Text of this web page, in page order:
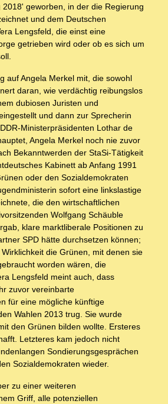
geworben, in der die Regierung
und dem Deutschen
Lengsfeld, die einst eine
getrieben wird oder ob es sich um
auf Angela Merkel mit, die sowohl
daran, wie verdächtig reibungslos
dubiosen Juristen und
und dann zur Sprecherin
Ministerpräsidenten Lothar de
Angela Merkel noch nie zuvor
Bekanntwerden der StaSi-Tätigkeit
Kabinett ab Anfang 1991
oder den Sozialdemokraten
sofort eine linkslastige
die den wirtschaftlichen
Wolfgang Schäuble
klare marktliberale Positionen zu
SPD hätte durchsetzen können;
die Grünen, mit denen sie
worden wären, die
Lengsfeld meint auch, dass
zuvor vereinbarte
für eine mögliche künftige
Wahlen 2013 trug. Sie wurde
den Grünen bilden wollte. Ersteres
Letzteres kam jedoch nicht
Sondierungsgesprächen
Sozialdemokraten wieder.
zu einer weiteren
Griff, alle potenziellen